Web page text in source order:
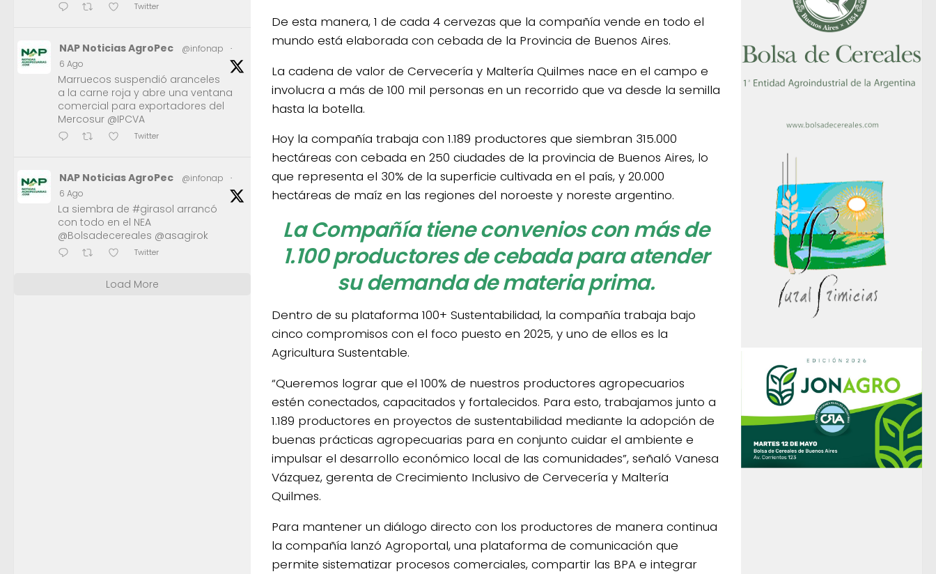
De esta manera, 1 de cada 4 cervezas que la compañía vende en todo el
mundo está elaborada con cebada de la Provincia de Buenos Aires.
La cadena de valor de Cervecería y Maltería Quilmes nace en el campo e
involucra a más de 100 mil personas en un recorrido que va desde la semilla
hasta la botella.
Hoy la compañía trabaja con 1.189 productores que siembran 315.000
hectáreas con cebada en 250 ciudades de la provincia de Buenos Aires, lo
que representa el 30% de la superficie cultivada en el país, y 20.000
hectáreas de maíz en las regiones del noroeste y noreste argentino.
La Compañía tiene convenios con más de
1.100 productores de cebada para atender
su demanda de materia prima.
Dentro de su plataforma 100+ Sustentabilidad, la compañía trabaja bajo
cinco compromisos con el foco puesto en 2025, y uno de ellos es la
Agricultura Sustentable.
“Queremos lograr que el 100% de nuestros productores agropecuarios
estén conectados, capacitados y fortalecidos. Para esto, trabajamos junto a
1.189 productores en proyectos de sustentabilidad mediante la adopción de
buenas prácticas agropecuarias para en conjunto cuidar el ambiente e
impulsar el desarrollo económico local de las comunidades”, señaló Vanesa
Vázquez, gerenta de Crecimiento Inclusivo de Cervecería y Maltería
Quilmes.
Para mantener un diálogo directo con los productores de manera continua
la compañía lanzó Agroportal, una plataforma de comunicación que
permite sistematizar procesos comerciales, compartir las BPA e integrar
Twitter
NAP Noticias AgroPec @infonap
·
6 Ago
Marruecos suspendió aranceles
a la carne roja y abre una ventana
comercial para exportadores del
Mercosur @IPCVA
Twitter
NAP Noticias AgroPec @infonap
·
6 Ago
La siembra de #girasol arrancó
con todo en el NEA
@Bolsadecereales @asagirok
Twitter
Load More